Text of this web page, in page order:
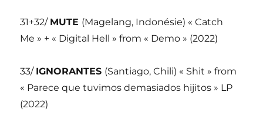
31+32/ MUTE (Magelang, Indonésie) « Catch
Me » + « Digital Hell » from « Demo » (2022)
33/ IGNORANTES (Santiago, Chili) « Shit » from
« Parece que tuvimos demasiados hijitos » LP
(2022)